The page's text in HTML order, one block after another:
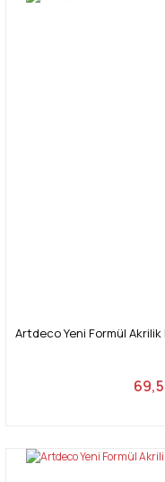
Artdeco Yeni Formül Akrilik